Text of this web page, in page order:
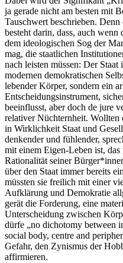
ja gerade nicht am besten mit
Tauschwert beschrieben.
besteht darin, dass, auch
dem ideologischen Sog der
mag, die staatlichen
nach leisten müssen: Der
modernen demokratischen
lebender Körper, sondern ein
Entscheidungsinstrument,
beeinflusst, aber doch de jure
relativer Nüchternheit. Wollten
in Wirklichkeit Staat und
denkender und fühlender,
mit einem Eigen-Leben ist,
Rationalität seiner
über den Staat immer bereits
müssten sie freilich mit einer
Aufklärung und Demokratie
gerät die Forderung, eine
Unterscheidung zwischen
dürfe „no dichotomy between
social body, centre and
Gefahr, den Zynismus der
affirmieren.